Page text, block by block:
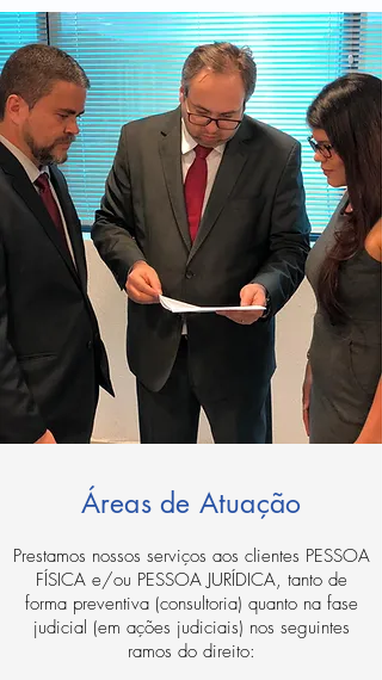
​Áreas de Atuação
Prestamos nossos serviços aos clientes PESSOA
FÍSICA e/ou PESSOA JURÍDICA, tanto de
forma preventiva (consultoria) quanto na fase
judicial (em ações judiciais) nos seguintes
ramos do direito: